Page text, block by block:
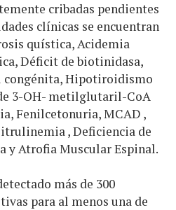
cribadas pendientes
clínicas se encuentran
quística, Acidemia
Déficit de biotinidasa,
congénita, Hipotiroidismo
3-OH- metilglutaril-CoA
Fenilcetonuria, MCAD ,
, Deficiencia de
y Atrofia Muscular Espinal.
más de 300
para al menos una de